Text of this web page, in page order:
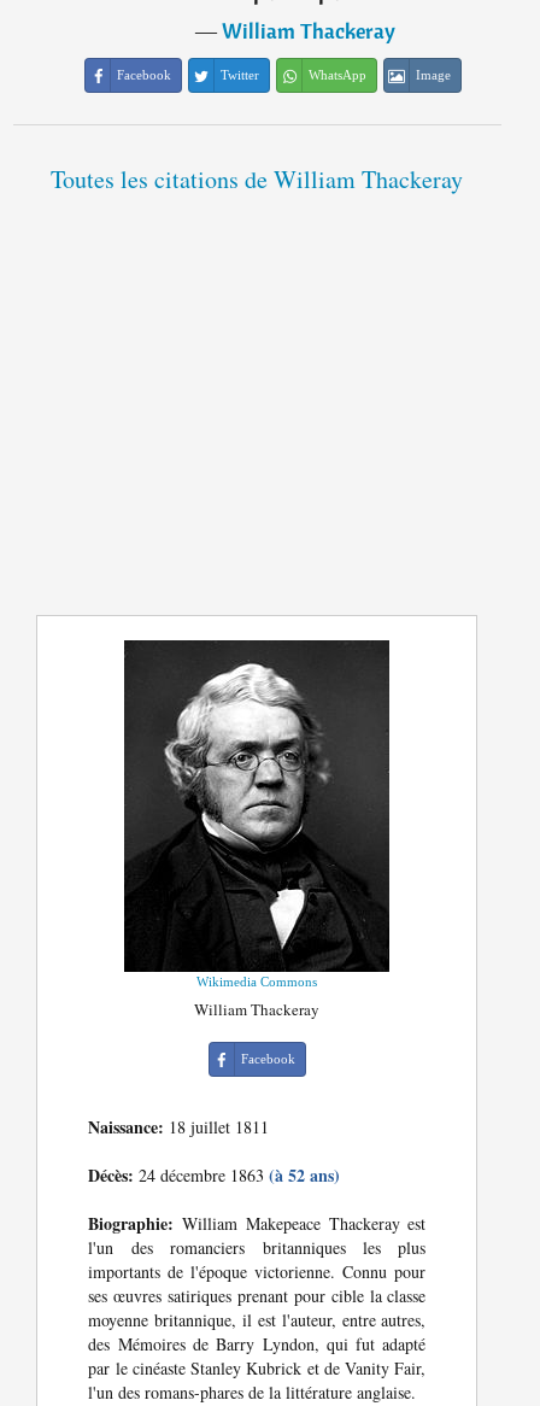
―William Thackeray
Facebook Twitter WhatsApp Image
Toutes les citations de William Thackeray
Wikimedia Commons
William Thackeray
Facebook
Naissance: 18 juillet 1811
Décès: 24 décembre 1863(à 52 ans)
Biographie: William Makepeace Thackeray est
l'un des romanciers britanniques les plus
importants de l'époque victorienne. Connu pour
ses œuvres satiriques prenant pour cible la classe
moyenne britannique, il est l'auteur, entre autres,
des Mémoires de Barry Lyndon, qui fut adapté
par le cinéaste Stanley Kubrick et de Vanity Fair,
l'un des romans-phares de la littérature anglaise.